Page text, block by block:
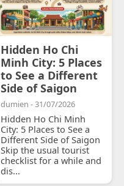
Hidden Ho Chi
Minh City: 5 Places
to See a Different
Side of Saigon
dumien - 31/07/2026
Hidden Ho Chi Minh
City: 5 Places to See a
Different Side of Saigon
Skip the usual tourist
checklist for a while and
dis...